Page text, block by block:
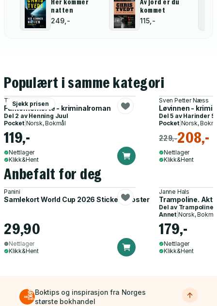
natten
249,-
kommet
115,-
Populært i samme kategori
Sjekk prisen
Thomas Enger
Fantomsmerte - kriminalroman
Del 2 av Henning Juul
Pocket| Norsk, Bokmål
119,-
Nettlager
Klikk&Hent
Sven Petter Næss
Løvinnen -
Del 5 av Harinder
Pocket| Norsk,
229,-208,-
Nettlager
Klikk&Hent
Anbefalt for deg
Panini
Samlekort World Cup 2026 Sticker Booster
29,90
Nettlager
Klikk&Hent
Janne Hals
Trampoline.
Del av Trampoline
Annet| Norsk,
179,-
Nettlager
Klikk&Hent
Boktips og inspirasjon fra Norges
største bokhandel